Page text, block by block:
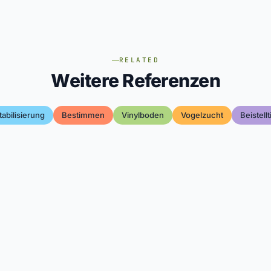
RELATED
Weitere Referenzen
Bestimmen Vinylboden Vogelzucht